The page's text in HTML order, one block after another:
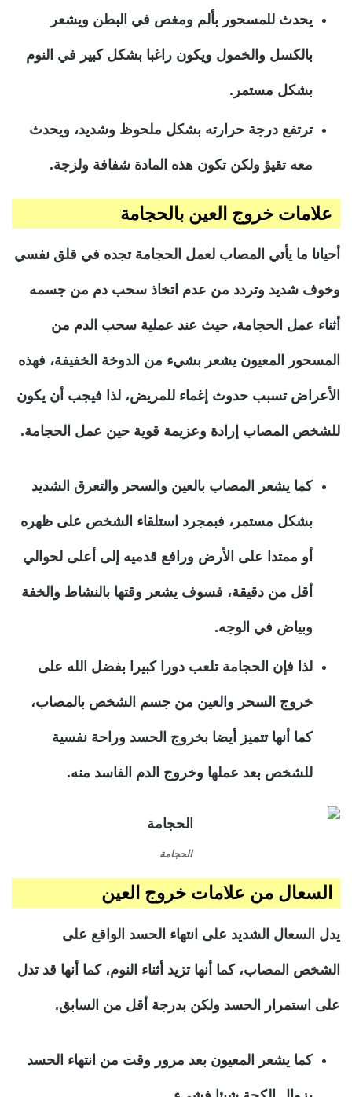
يحدث للمسحور بألم ومغص في البطن ويشعر
بالكسل والخمول ويكون راغبا بشكل كبير في النوم
بشكل مستمر.
ترتفع درجة حرارته بشكل ملحوظ وشديد، ويحدث
معه تقيؤ ولكن تكون هذه المادة شفافة ولزجة.
علامات خروج العين بالحجامة
أحيانا ما يأتي المصاب لعمل الحجامة تجده في قلق نفسي
وخوف شديد وتردد من عدم اتخاذ سحب دم من جسمه
أثناء عمل الحجامة، حيث عند عملية سحب الدم من
المسحور المعيون يشعر بشيء من الدوخة الخفيفة، فهذه
الأعراض تسبب حدوث إغماء للمريض، لذا فيجب أن يكون
للشخص المصاب إرادة وعزيمة قوية حين عمل الحجامة.
كما يشعر المصاب بالعين والسحر والتعرق الشديد
بشكل مستمر، فبمجرد استلقاء الشخص على ظهره
أو ممتدا على الأرض ورافع قدميه إلى أعلى لحوالي
أقل من دقيقة، فسوف يشعر وقتها بالنشاط والخفة
وبياض في الوجه.
لذا فإن الحجامة تلعب دورا كبيرا بفضل الله على
خروج السحر والعين من جسم الشخص بالمصاب،
كما أنها تتميز أيضا بخروج الحسد وراحة نفسية
للشخص بعد عملها وخروج الدم الفاسد منه.
الحجامة
السعال من علامات خروج العين
يدل السعال الشديد على انتهاء الحسد الواقع على
الشخص المصاب، كما أنها تزيد أثناء النوم، كما أنها قد تدل
على استمرار الحسد ولكن بدرجة أقل من السابق.
كما يشعر المعيون بعد مرور وقت من انتهاء الحسد